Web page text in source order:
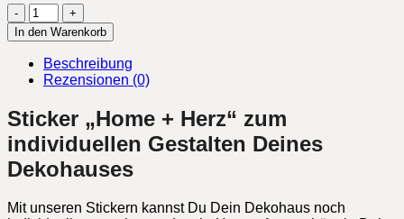
Sticker
Home
&
Herz
Menge
In den Warenkorb
Beschreibung
Rezensionen (0)
Sticker „Home + Herz“ zum
individuellen Gestalten Deines
Dekohauses
Mit unseren Stickern kannst Du Dein Dekohaus noch